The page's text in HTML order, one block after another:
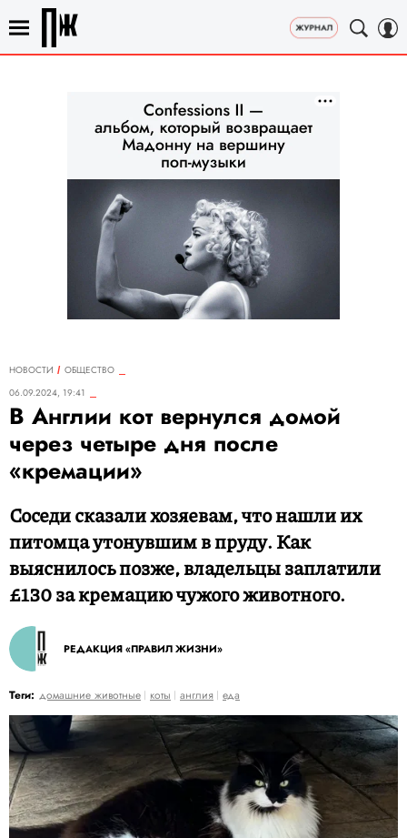
НОВОСТИ
ОБЩЕСТВО
06.09.2024, 19:41
В Англии кот вернулся домой
через четыре дня после
«кремации»
Соседи сказали хозяевам, что нашли их
питомца утонувшим в пруду. Как
выяснилось позже, владельцы заплатили
£130 за кремацию чужого животного.
РЕДАКЦИЯ «ПРАВИЛ ЖИЗНИ»
Теги: домашние животные коты англия еда